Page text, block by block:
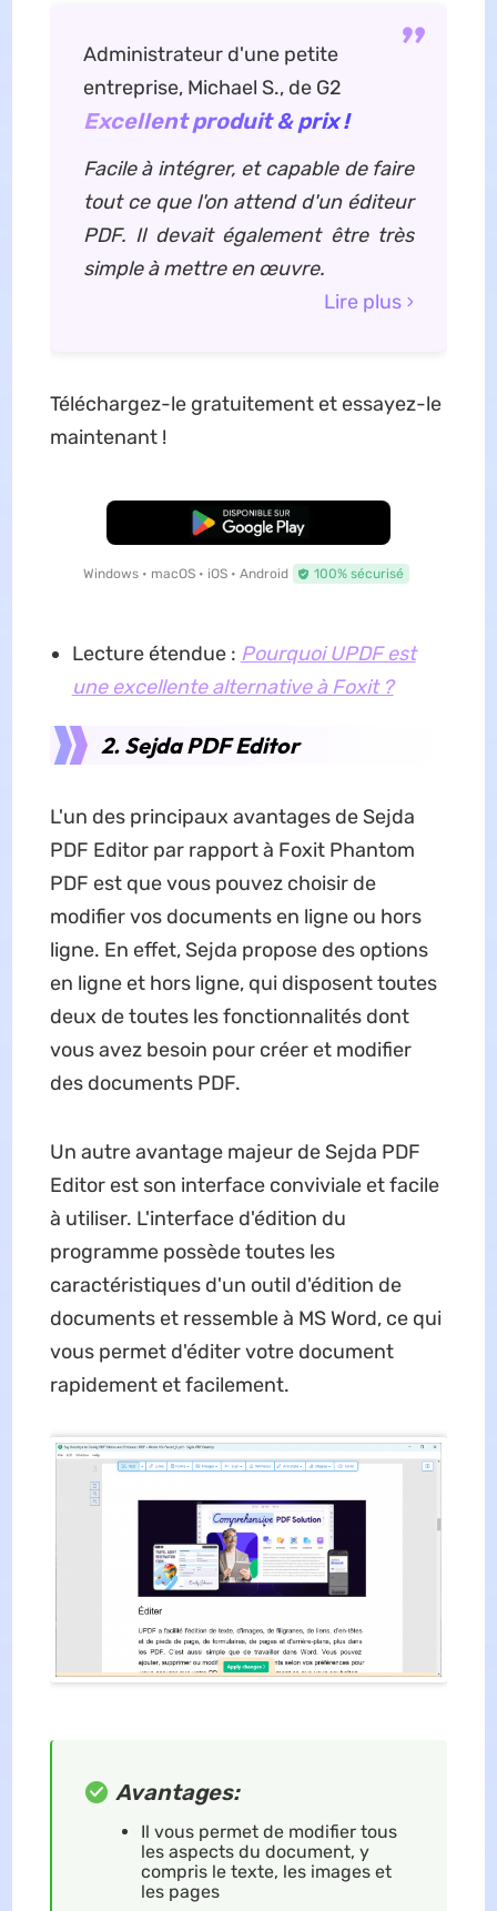
Administrateur d'une petite
entreprise, Michael S., de G2
Excellent produit & prix !
Facile à intégrer, et capable de faire
tout ce que l'on attend d'un éditeur
PDF. Il devait également être très
simple à mettre en œuvre.
Lire plus
Téléchargez-le gratuitement et essayez-le
maintenant !
TÉLÉCHARGER
Windows • macOS • iOS • Android 100% sécurisé
Lecture étendue : Pourquoi UPDF est
une excellente alternative à Foxit ?
2. Sejda PDF Editor
L'un des principaux avantages de Sejda
PDF Editor par rapport à Foxit Phantom
PDF est que vous pouvez choisir de
modifier vos documents en ligne ou hors
ligne. En effet, Sejda propose des options
en ligne et hors ligne, qui disposent toutes
deux de toutes les fonctionnalités dont
vous avez besoin pour créer et modifier
des documents PDF.
Un autre avantage majeur de Sejda PDF
Editor est son interface conviviale et facile
à utiliser. L'interface d'édition du
programme possède toutes les
caractéristiques d'un outil d'édition de
documents et ressemble à MS Word, ce qui
vous permet d'éditer votre document
rapidement et facilement.
Avantages:
Il vous permet de modifier tous
les aspects du document, y
compris le texte, les images et
les pages